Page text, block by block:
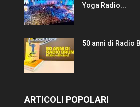
Yoga Radio...
50 anni di Radio
ARTICOLI POPOLARI